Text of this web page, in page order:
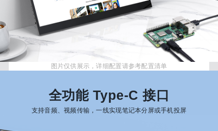
图片仅供展示，详细配置请参考配置清单
全功能 Type-C 接口
支持音频、视频传输，一线实现笔记本分屏或手机投屏